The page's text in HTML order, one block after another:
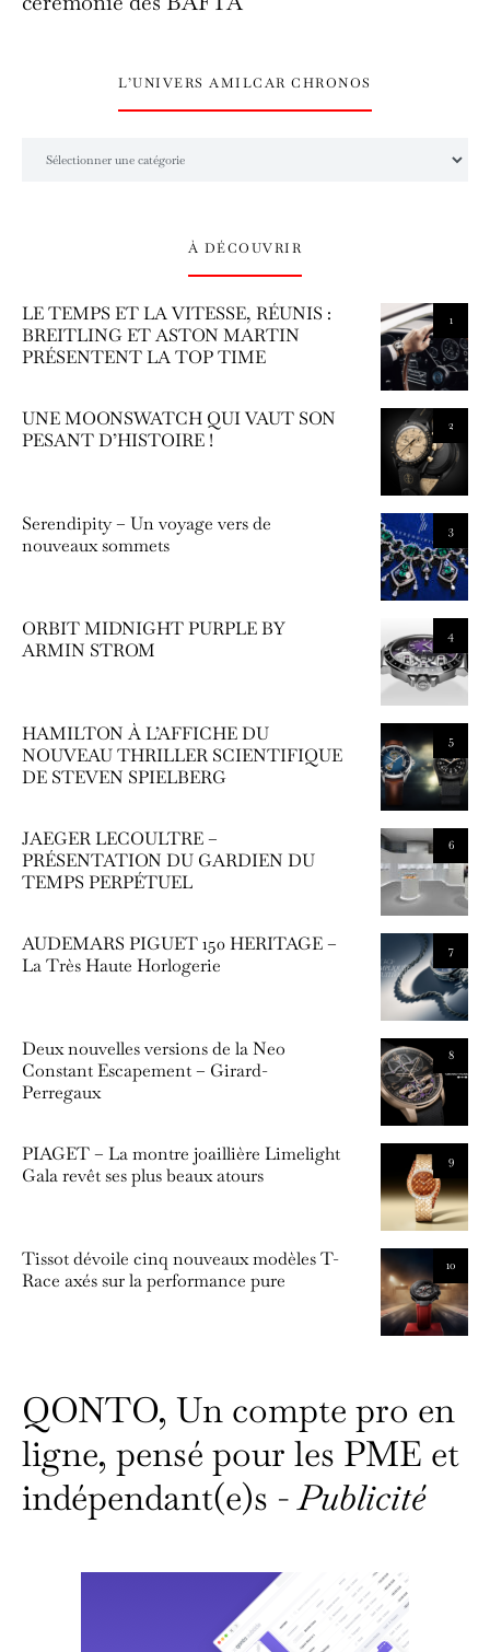
L’UNIVERS AMILCAR CHRONOS
À DÉCOUVRIR
1
LE TEMPS ET LA VITESSE, RÉUNIS :
BREITLING ET ASTON MARTIN
PRÉSENTENT LA TOP TIME
2
UNE MOONSWATCH QUI VAUT SON
PESANT D’HISTOIRE !
3
Serendipity – Un voyage vers de
nouveaux sommets
4
ORBIT MIDNIGHT PURPLE BY
ARMIN STROM
5
HAMILTON À L’AFFICHE DU
NOUVEAU THRILLER SCIENTIFIQUE
DE STEVEN SPIELBERG
6
JAEGER LECOULTRE –
PRÉSENTATION DU GARDIEN DU
TEMPS PERPÉTUEL
7
AUDEMARS PIGUET 150 HERITAGE –
La Très Haute Horlogerie
8
Deux nouvelles versions de la Neo
Constant Escapement – Girard-
Perregaux
9
PIAGET – La montre joaillière Limelight
Gala revêt ses plus beaux atours
10
Tissot dévoile cinq nouveaux modèles T-
Race axés sur la performance pure
QONTO, Un compte pro en
ligne, pensé pour les PME et
indépendant(e)s -Publicité